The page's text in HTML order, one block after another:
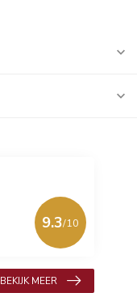
9.3/10
BEKIJK MEER